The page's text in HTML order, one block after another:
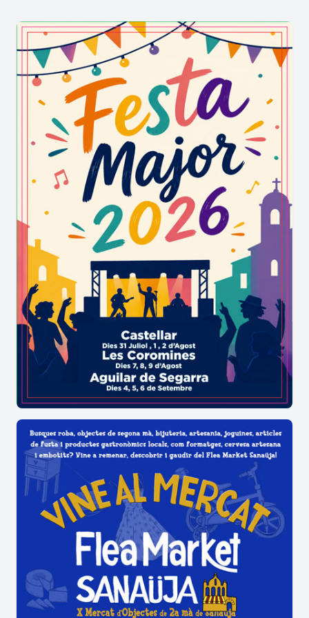
de proximitat.
Una fira que reviu l’esperit del segle XVIII
La vessant històrica de la fira transporta visitants
i veïns al
segle XVIII, l’època en què Almacelles va
ser concebuda sota els ideals de la Il·lustració. Els
espais urbans s’omplen de
mercats temàtics,
espectacles itinerants,animació de carrer
,
música
tallers artesanalsi activitats culturals
que evoquen aquell període de transformació i
Més que una recreació històrica, la fira esdevé
una manera viva d’explicar la identitat del
municipi i de reconnectar amb els valors de
coneixement
ordre,modernitat iprogrés social
que van marcar el naixement de la vila moderna.
Tasta’m Almacelles: els sabors del territori
La dimensió gastronòmica de la fira arriba amb
Tasta’m Almacelles, un espai dedicat a la
promoció delproducte locali de lacuina de
descobrir i degustar una àmplia varietat de
productes vinculats al territori, elaborats per
productors, restauradors i empreses
agroalimentàries de la zona.
Aquesta proposta reforça el paper d’Almacelles
com a referent d’un entorn agrícola i
agroalimentari de gran importància, posant en
relleu la qualitat dels productes de
km 0i el valor
del sector primari local.